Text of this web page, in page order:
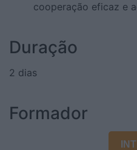
cooperação eficaz e
Duração
2 dias
Formador